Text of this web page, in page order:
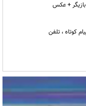
+ عکس
کوتاه ، تلفن